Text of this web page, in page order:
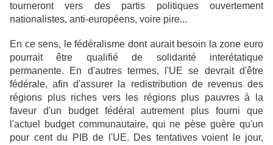
tourneront vers des partis politiques ouvertement
nationalistes, anti-européens, voire pire...
En ce sens, le fédéralisme dont aurait besoin la zone euro
pourrait être qualifié de solidarité interétatique
permanente. En d'autres termes, l'UE se devrait d'être
fédérale, afin d'assurer la redistribution de revenus des
régions plus riches vers les régions plus pauvres à la
faveur d'un budget fédéral autrement plus fourni que
l'actuel budget communautaire, qui ne pèse guère qu'un
pour cent du PIB de l'UE. Des tentatives voient le jour,